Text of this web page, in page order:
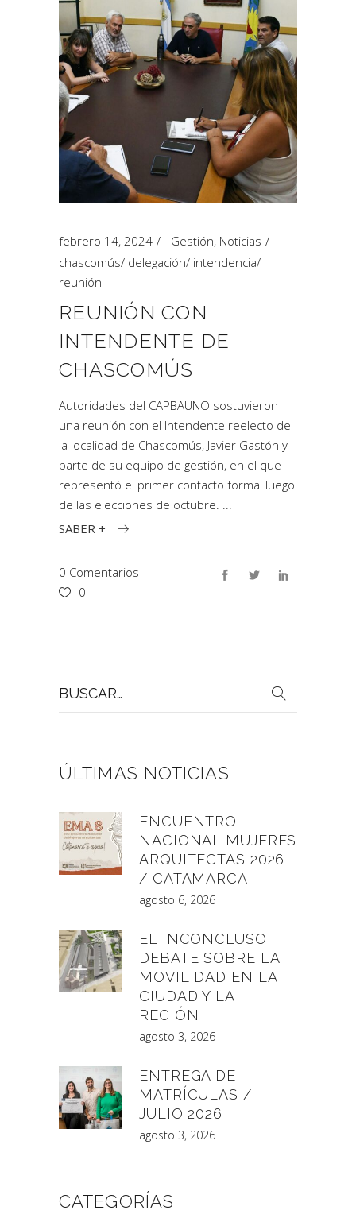
febrero 14, 2024 Gestión, Noticias
chascomús/ delegación/ intendencia/
reunión
REUNIÓN CON
INTENDENTE DE
CHASCOMÚS
Autoridades del CAPBAUNO sostuvieron
una reunión con el Intendente reelecto de
la localidad de Chascomús, Javier Gastón y
parte de su equipo de gestión, en el que
representó el primer contacto formal luego
de las elecciones de octubre.
SABER +
0 Comentarios
0
por:
ÚLTIMAS NOTICIAS
ENCUENTRO
NACIONAL MUJERES
ARQUITECTAS 2026
/ CATAMARCA
agosto 6, 2026
EL INCONCLUSO
DEBATE SOBRE LA
MOVILIDAD EN LA
CIUDAD Y LA
REGIÓN
agosto 3, 2026
ENTREGA DE
MATRÍCULAS /
JULIO 2026
agosto 3, 2026
CATEGORÍAS